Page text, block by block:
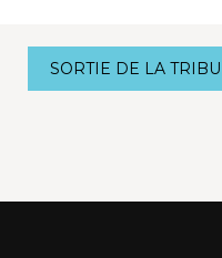
SORTIE DE LA